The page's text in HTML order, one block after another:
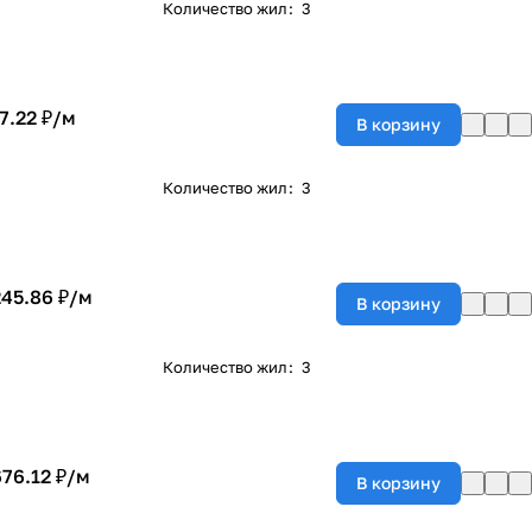
Количество жил: 3
₽/м В корзину
Количество жил: 3
₽/м В корзину
Количество жил: 3
₽/м В корзину